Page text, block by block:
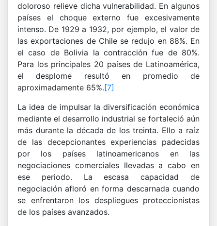
doloroso relieve dicha vulnerabilidad. En algunos
países el choque externo fue excesivamente
intenso. De 1929 a 1932, por ejemplo, el valor de
las exportaciones de Chile se redujo en 88%. En
el caso de Bolivia la contracción fue de 80%.
Para los principales 20 países de Latinoamérica,
el desplome resultó en promedio de
aproximadamente 65%. [7]
La idea de impulsar la diversificación económica
mediante el desarrollo industrial se fortaleció aún
más durante la década de los treinta. Ello a raíz
de las decepcionantes experiencias padecidas
por los países latinoamericanos en las
negociaciones comerciales llevadas a cabo en
ese periodo. La escasa capacidad de
negociación afloró en forma descarnada cuando
se enfrentaron los despliegues proteccionistas
de los países avanzados.